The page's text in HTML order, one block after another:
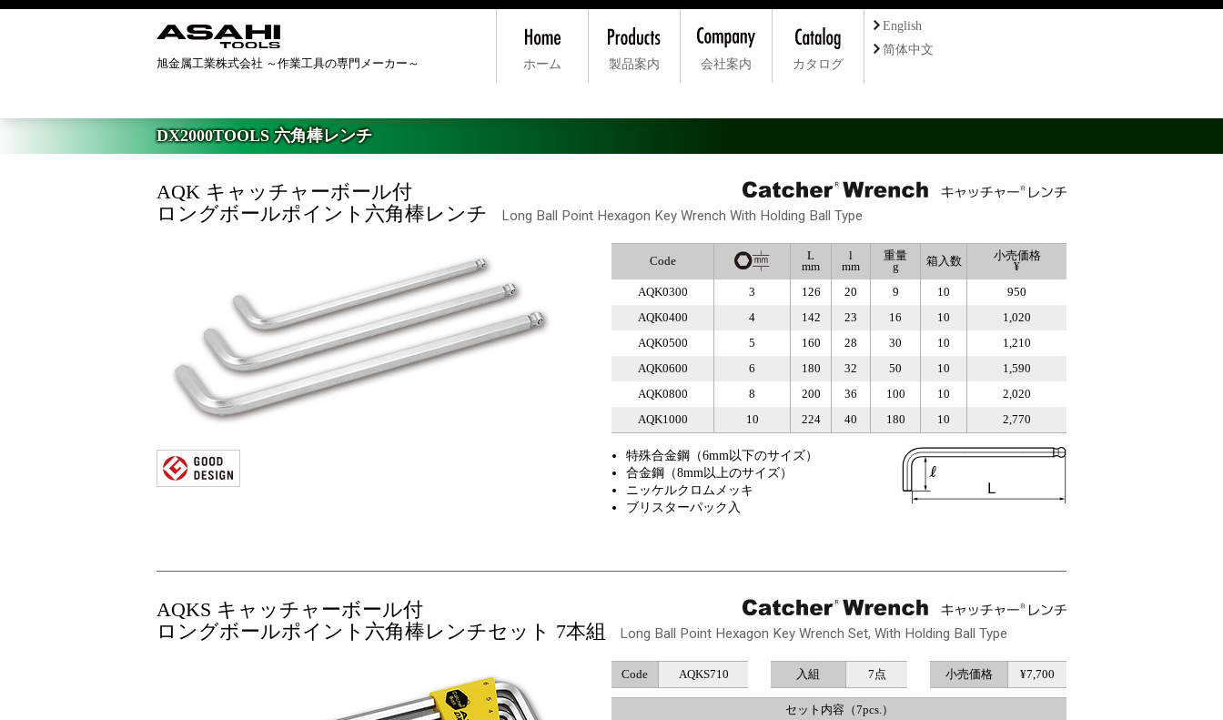
旭金属工業株式会社 ～作業工具の専門メーカー～ ホーム 製品案内 会社案内 カタログ
English
简体中文
DX2000TOOLS 六角棒レンチ
AQK キャッチャーボール付
ロングボールポイント六角棒レンチ
Long Ball Point Hexagon Key Wrench With Holding Ball Type
Code
L
mm
l
mm
重量
g
箱入数
小売価格
¥
AQK0300
3 126 20 9 10
950
AQK0400
4 142 23 16 10
1,020
AQK0500
5 160 28 30 10
1,210
AQK0600
6 180 32 50 10
1,590
AQK0800
8 200 36 100 10
2,020
AQK1000
10 224 40 180 10 2,770
特殊合金鋼（6mm以下のサイズ）
合金鋼（8mm以上のサイズ）
ニッケルクロムメッキ
ブリスターパック入
AQKS キャッチャーボール付
ロングボールポイント六角棒レンチセット 7本組
Long Ball Point Hexagon Key Wrench Set, With Holding Ball Type
Code AQKS710 入組 7点 小売価格 ¥7,700
セット内容（7pcs.）